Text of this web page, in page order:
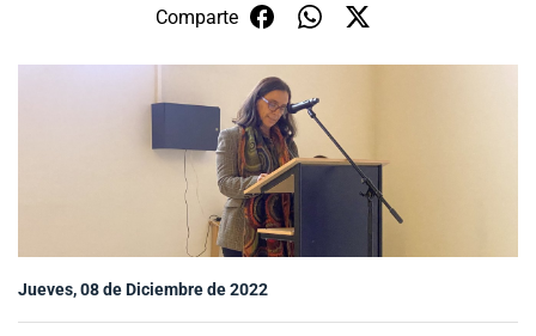
Servicios ciudadanos
Subsecretaría de Relaciones Económicas
Internacionales
Sala de prensa
modo claro
Comparte
Jueves, 08 de Diciembre de 2022